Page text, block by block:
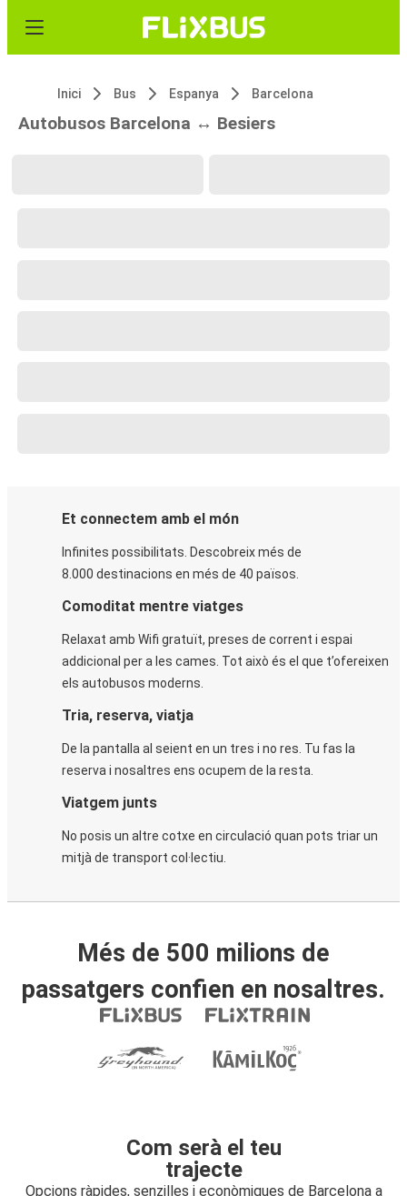
Inici Bus Espanya Barcelona
Autobusos Barcelona ↔ Besiers
Et connectem amb el món
Infinites possibilitats. Descobreix més de
8.000 destinacions en més de 40 països.
Comoditat mentre viatges
Relaxat amb Wifi gratuït, preses de corrent i espai
addicional per a les cames. Tot això és el que t’ofereixen
els autobusos moderns.
Tria, reserva, viatja
De la pantalla al seient en un tres i no res. Tu fas la
reserva i nosaltres ens ocupem de la resta.
Viatgem junts
No posis un altre cotxe en circulació quan pots triar un
mitjà de transport col·lectiu.
Més de 500 milions de
passatgers confien en nosaltres.
Com serà el teu
trajecte
Opcions ràpides, senzilles i econòmiques de Barcelona a